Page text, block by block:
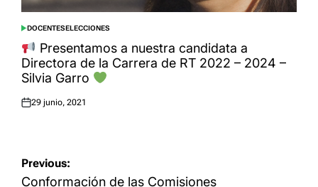
POSTED
IN
DOCENTESELECCIONES
Presentamos a nuestra candidata a
Directora de la Carrera de RT 2022 – 2024 –
Silvia Garro
Posted
29 junio, 2021
Navegación
Previous:
Conformación de las Comisiones